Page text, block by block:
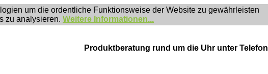
um die ordentliche Funktionsweise der Website zu gewährleisten
zu analysieren. Weitere Informationen...
Produktberatung rund um die Uhr unter Telefon